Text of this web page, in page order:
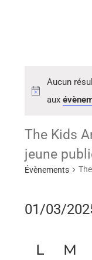
Aucun
aux
The Kids
jeune
Évènements
01/03/
L M